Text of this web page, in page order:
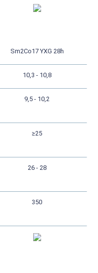
Sm2Co17 YXG 28h
10,3 - 10,8
9,5 - 10,2
≥25
26 - 28
350